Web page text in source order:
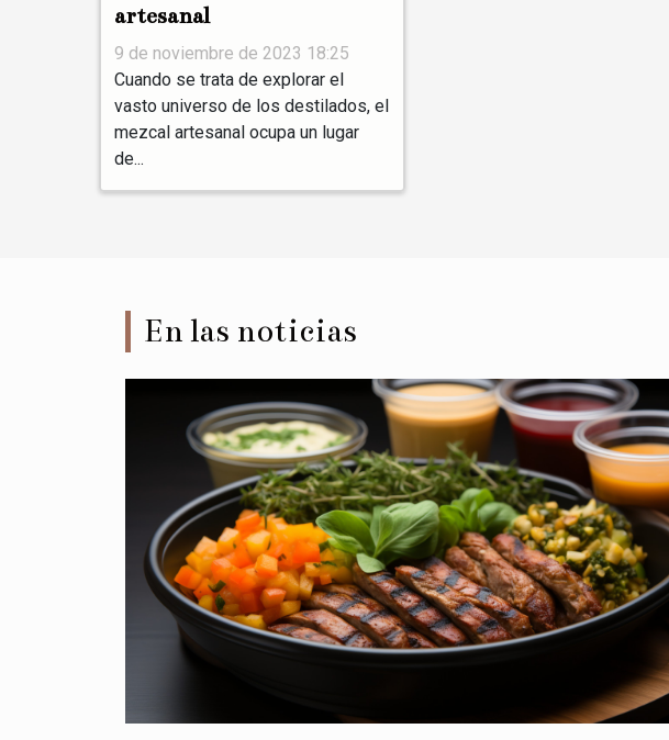
artesanal
9 de noviembre de 2023 18:25
Cuando se trata de explorar el
vasto universo de los destilados, el
mezcal artesanal ocupa un lugar
de...
En las noticias